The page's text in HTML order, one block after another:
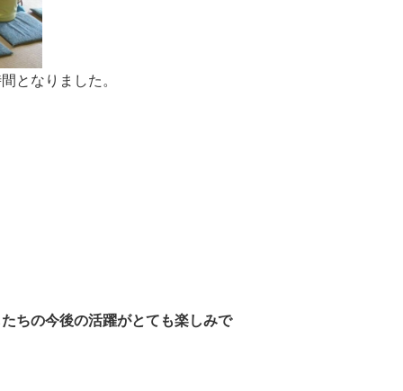
となりました。
ちの今後の活躍がとても楽しみで